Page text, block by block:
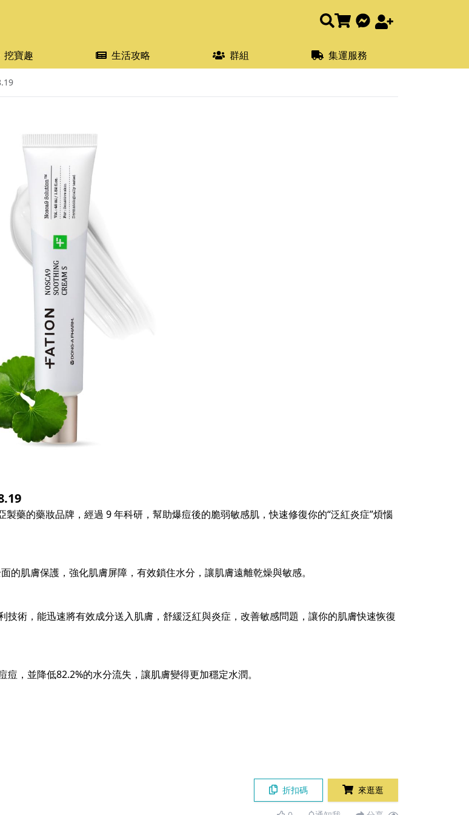
挖寶趣 生活攻略 群組 集運服務
藥的藥妝品牌，經過 9 年科研，幫助爆痘後的脆弱敏感肌，快速修復你的“泛紅炎症”煩惱
肌膚保護，強化肌膚屏障，有效鎖住水分，讓肌膚遠離乾燥與敏感。
術，能迅速將有效成分送入肌膚，舒緩泛紅與炎症，改善敏感問題，讓你的肌膚快速恢復
，並降低82.2%的水分流失，讓肌膚變得更加穩定水潤。
折扣碼 來逛逛